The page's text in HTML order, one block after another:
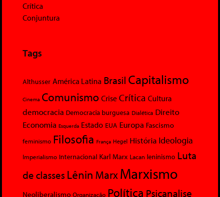
Crítica
Conjuntura
Tags
Althusser América Latina Brasil Capitalismo
Cinema Comunismo Crise Crítica Cultura
democracia Democracia burguesa Dialética Direito
Economia Esquerda Estado EUA Europa Fascismo
feminismo Filosofia França Hegel História Ideologia
Imperialismo Internacional Karl Marx Lacan leninismo Luta
de classesLênin MarxMarxismo
Neoliberalismo Organização Política Psicanalise